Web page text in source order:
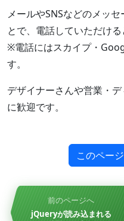
メールやSNSなどのメッ
とで、電話していただける
※電話にはスカイプ・
す。
デザイナーさんや営業・
に歓迎です。
このペー
前のページへ
jQueryが読み込まれる